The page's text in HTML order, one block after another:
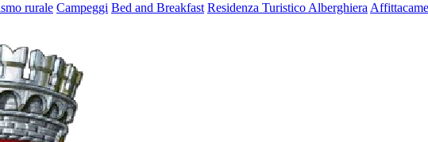
rurale Campeggi Bed and Breakfast Residenza Turistico Alberghiera